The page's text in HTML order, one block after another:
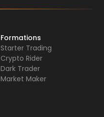
Formations
Starter Trading
Crypto Rider
Dark Trader
Market Maker